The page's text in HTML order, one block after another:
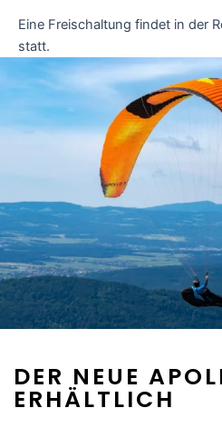
Eine Freischaltung findet in der
statt.
DER NEUE
ERHÄLTLICH